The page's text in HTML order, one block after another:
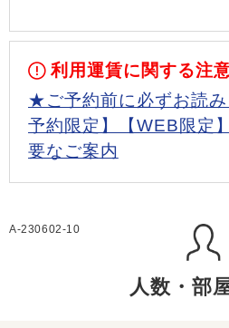
利用運賃に関する注
★ご予約前に必ずお読
予約限定】【WEB限定
要なご案内
A-230602-10
人数・部